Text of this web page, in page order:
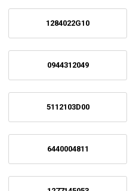
1284022G10
0944312049
5112103D00
6440004811